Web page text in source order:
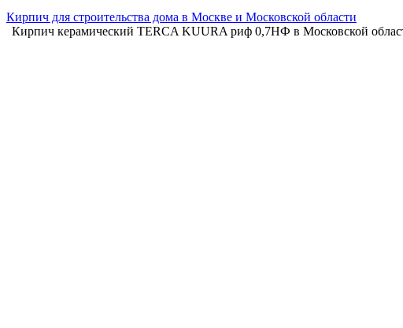
Кирпич для строительства дома в Москве и Московской области
Кирпич керамический TERCA KUURA риф 0,7НФ в Московской